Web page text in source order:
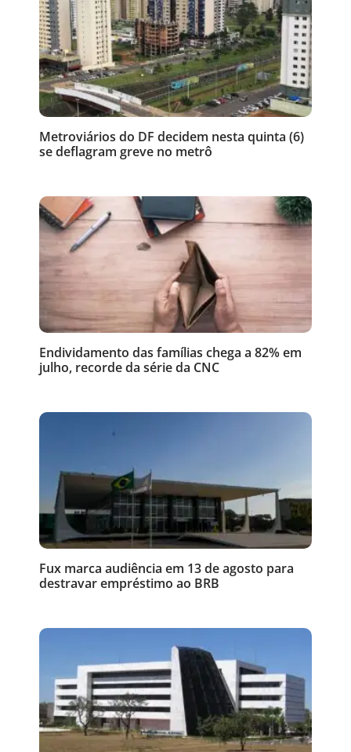
Metroviários do DF decidem nesta quinta (6)
se deflagram greve no metrô
Endividamento das famílias chega a 82% em
julho, recorde da série da CNC
Fux marca audiência em 13 de agosto para
destravar empréstimo ao BRB